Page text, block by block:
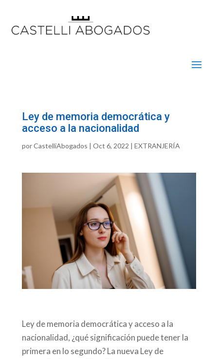
Ley de memoria democrática y
acceso a la nacionalidad
porCastelliAbogados | Oct 6, 2022 | EXTRANJERÍA
Ley de memoria democrática y acceso a la
nacionalidad, ¿qué significación puede tener la
primera en lo segundo? La nueva Ley de